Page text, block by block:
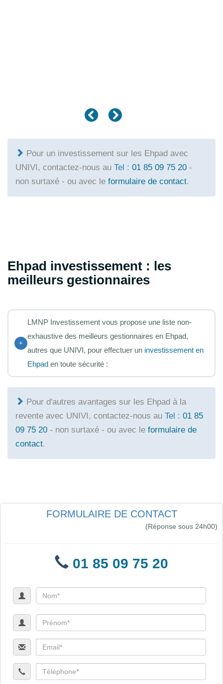
Pour un investissement sur les Ehpad avec
UNIVI, contactez-nous au Tel : 01 85 09 75 20 -
non surtaxé - ou avec le formulaire de contact.
Ehpad investissement : les
meilleurs gestionnaires
+
LMNP Investissement vous propose une liste non-
exhaustive des meilleurs gestionnaires en Ehpad,
autres que UNIVI, pour effectuer un investissement en
Ehpad en toute sécurité :
Pour d'autres avantages sur les Ehpad à la
revente avec UNIVI, contactez-nous au Tel : 01 85
09 75 20 - non surtaxé - ou avec le formulaire de
contact.
FORMULAIRE DE CONTACT
(Réponse sous 24h00)
01 85 09 75 20